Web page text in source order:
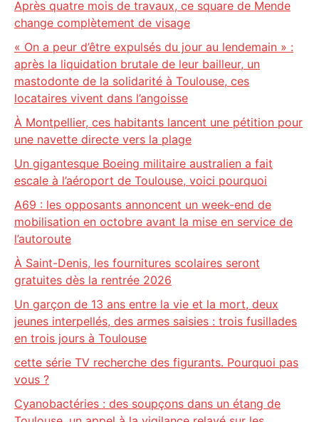
Après quatre mois de travaux, ce square de Mende
change complètement de visage
« On a peur d’être expulsés du jour au lendemain » :
après la liquidation brutale de leur bailleur, un
mastodonte de la solidarité à Toulouse, ces
locataires vivent dans l’angoisse
À Montpellier, ces habitants lancent une pétition pour
une navette directe vers la plage
Un gigantesque Boeing militaire australien a fait
escale à l’aéroport de Toulouse, voici pourquoi
A69 : les opposants annoncent un week-end de
mobilisation en octobre avant la mise en service de
l’autoroute
À Saint-Denis, les fournitures scolaires seront
gratuites dès la rentrée 2026
Un garçon de 13 ans entre la vie et la mort, deux
jeunes interpellés, des armes saisies : trois fusillades
en trois jours à Toulouse
cette série TV recherche des figurants. Pourquoi pas
vous ?
Cyanobactéries : des soupçons dans un étang de